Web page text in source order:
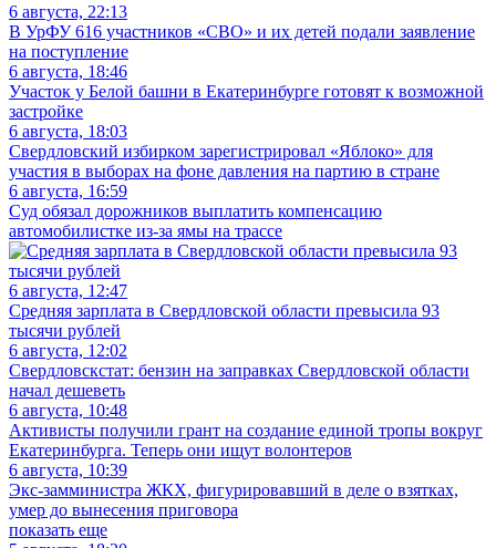
6 августа, 22:13
В УрФУ 616 участников «СВО» и их детей подали заявление
на поступление
6 августа, 18:46
Участок у Белой башни в Екатеринбурге готовят к возможной
застройке
6 августа, 18:03
Свердловский избирком зарегистрировал «Яблоко» для
участия в выборах на фоне давления на партию в стране
6 августа, 16:59
Суд обязал дорожников выплатить компенсацию
автомобилистке из-за ямы на трассе
6 августа, 12:47
Средняя зарплата в Свердловской области превысила 93
тысячи рублей
6 августа, 12:02
Свердловскстат: бензин на заправках Свердловской области
начал дешеветь
6 августа, 10:48
Активисты получили грант на создание единой тропы вокруг
Екатеринбурга. Теперь они ищут волонтеров
6 августа, 10:39
Экс-замминистра ЖКХ, фигурировавший в деле о взятках,
умер до вынесения приговора
показать еще